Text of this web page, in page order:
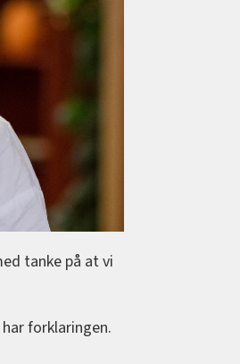
tanke på at vi
forklaringen.